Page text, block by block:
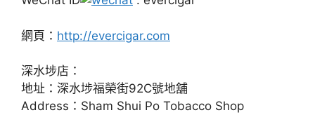
網頁： http://evercigar.com
深水埗店：
地址：深水埗福榮街92C號地舖
Address：Sham Shui Po Tobacco Shop